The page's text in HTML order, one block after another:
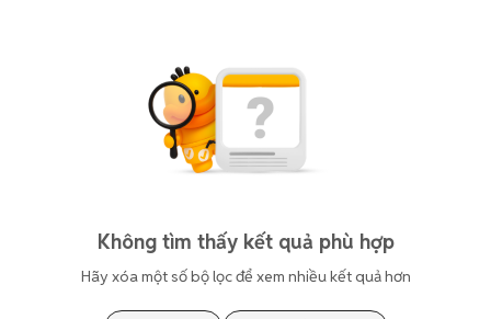
Không tìm thấy kết quả phù hợp
Hãy xóa một số bộ lọc để xem nhiều kết quả hơn